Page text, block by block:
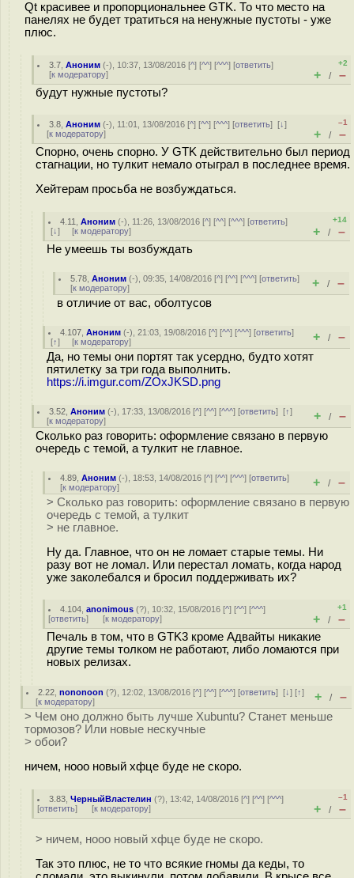
Qt красивее и пропорциональнее GTK. То что место на
панелях не будет тратиться на ненужные пустоты - уже
плюс.
3.7 ,Аноним (-), 10:37, 13/08/2016 [^] [^^] [^^^] [ответить]
[к модератору]
+2
+ / –
будут нужные пустоты?
3.8 ,Аноним (-), 11:01, 13/08/2016 [^] [^^] [^^^] [ответить][↓]
[к модератору]
–1
+ / –
Спорно, очень спорно. У GTK действительно был период
стагнации, но тулкит немало отыграл в последнее время.
Хейтерам просьба не возбуждаться.
4.11 ,Аноним (-), 11:26, 13/08/2016 [^] [^^] [^^^] [ответить]
[↓] [к модератору]
+14
+ / –
Не умеешь ты возбуждать
5.78 ,Аноним (-), 09:35, 14/08/2016 [^] [^^] [^^^] [ответить]
[к модератору] + / –
в отличие от вас, оболтусов
4.107 ,Аноним (-), 21:03, 19/08/2016 [^] [^^] [^^^] [ответить]
[↑] [к модератору] + / –
Да, но темы они портят так усердно, будто хотят
пятилетку за три года выполнить.
https://i.imgur.com/ZOxJKSD.png
3.52 ,Аноним (-), 17:33, 13/08/2016 [^] [^^] [^^^] [ответить][↑]
[к модератору] + / –
Сколько раз говорить: оформление связано в первую
очередь с темой, а тулкит не главное.
4.89 ,Аноним (-), 18:53, 14/08/2016 [^] [^^] [^^^] [ответить]
[к модератору] + / –
> Сколько раз говорить: оформление связано в первую
очередь с темой, а тулкит
> не главное.
Ну да. Главное, что он не ломает старые темы. Ни
разу вот не ломал. Или перестал ломать, когда народ
уже заколебался и бросил поддерживать их?
4.104 ,anonimous (?), 10:32, 15/08/2016 [^] [^^] [^^^]
[ответить] [к модератору]
+1
+ / –
Печаль в том, что в GTK3 кроме Адвайты никакие
другие темы толком не работают, либо ломаются при
новых релизах.
2.22 ,nononoon (?), 12:02, 13/08/2016 [^] [^^] [^^^] [ответить][↓] [↑]
[к модератору] + / –
> Чем оно должно быть лучше Xubuntu? Станет меньше
тормозов? Или новые нескучные
> обои?
ничем, нооо новый хфце буде не скоро.
3.83 ,ЧерныйВластелин (?), 13:42, 14/08/2016 [^] [^^] [^^^]
[ответить] [к модератору]
–1
+ / –
> ничем, нооо новый хфце буде не скоро.
Так это плюс, не то что всякие гномы да кеды, то